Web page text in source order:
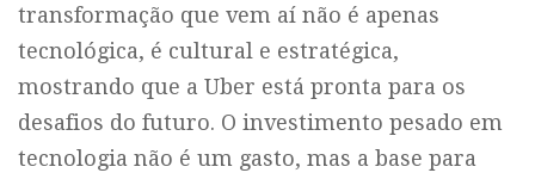
transformação que vem aí não é apenas
tecnológica, é cultural e estratégica,
mostrando que a Uber está pronta para os
desafios do futuro. O investimento pesado em
tecnologia não é um gasto, mas a base para